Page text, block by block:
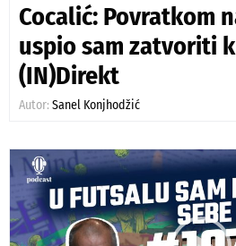
Cocalić: Povratkom
uspio sam zatvoriti
(IN)Direkt
Autor: Sanel Konjhodžić